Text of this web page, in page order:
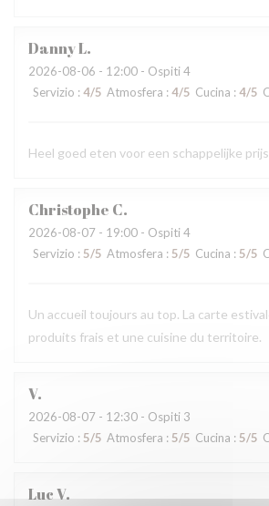
DannyL
2026-08-06 - 12:00 - Ospiti 4
Servizio : 4/5 Atmosfera : 4/5 Cucina : 4/5
Heel goed eten voor een schappelijke
Christophe C
2026-08-07 - 19:00 - Ospiti 4
Servizio : 5/5 Atmosfera : 5/5 Cucina : 5/5
Un accueil toujours au top. La carte
produits frais et une cuisine du territoire.
V
2026-08-07 - 12:30 - Ospiti 3
Servizio : 5/5 Atmosfera :5/5 Cucina : 5/5
LucV